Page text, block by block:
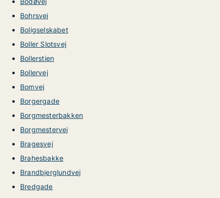
Bohrsvej
Boligselskabet
Boller Slotsvej
Bollerstien
Bollervej
Bomvej
Borgergade
Borgmesterbakken
Borgmestervej
Bragesvej
Brahesbakke
Brandbjerglundvej
Bredgade